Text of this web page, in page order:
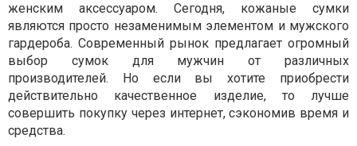
женским аксессуаром. Сегодня, кожаные сумки
являются просто незаменимым элементом и мужского
гардероба. Современный рынок предлагает огромный
выбор сумок для мужчин от различных
производителей. Но если вы хотите приобрести
действительно качественное изделие, то лучше
совершить покупку через интернет, сэкономив время и
средства.